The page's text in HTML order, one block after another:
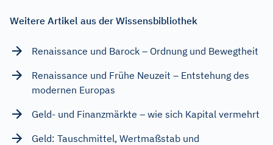
Weitere Artikel aus der Wissensbibliothek
Renaissance und Barock – Ordnung und Bewegtheit
Renaissance und Frühe Neuzeit – Entstehung des
modernen Europas
Geld- und Finanzmärkte – wie sich Kapital vermehrt
Geld: Tauschmittel, Wertmaßstab und